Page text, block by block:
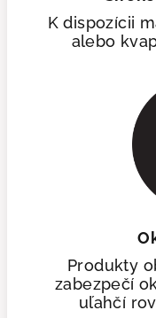
K dispozícii
alebo
Produkty
zabezpečí
uľahčí